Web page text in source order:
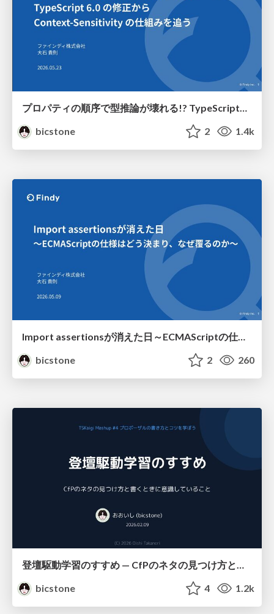
プロパティの順序で型推論が壊れる!? TypeScript6.0の修正からContext-Sensitivityの仕組みを追う
bicstone
2 1.4k
Import assertionsが消えた日～ECMAScriptの仕様はどう決まり、なぜ覆るのか～
bicstone
2 260
登壇駆動学習のすすめ — CfPのネタの見つけ方と書くときに意識していること
bicstone
4 1.2k